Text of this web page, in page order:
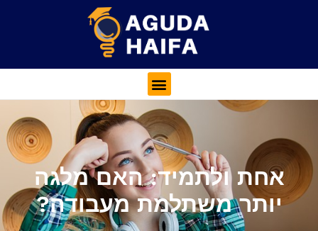
אחת ולתמיד: האם מלגה
יותר משתלמת מעבודה?